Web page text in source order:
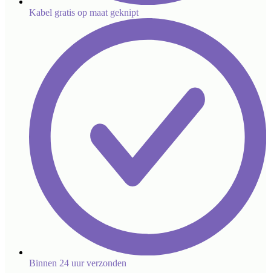
Kabel gratis op maat geknipt
Binnen 24 uur verzonden